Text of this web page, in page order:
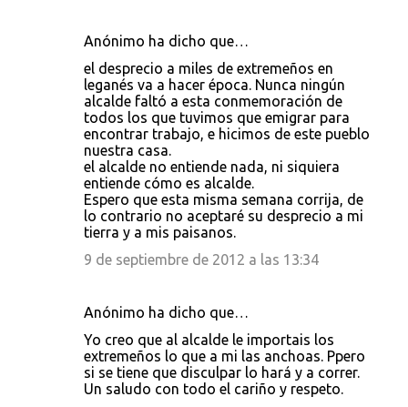
Anónimo ha dicho que…
el desprecio a miles de extremeños en
leganés va a hacer época. Nunca ningún
alcalde faltó a esta conmemoración de
todos los que tuvimos que emigrar para
encontrar trabajo, e hicimos de este pueblo
nuestra casa.
el alcalde no entiende nada, ni siquiera
entiende cómo es alcalde.
Espero que esta misma semana corrija, de
lo contrario no aceptaré su desprecio a mi
tierra y a mis paisanos.
9 de septiembre de 2012 a las 13:34
Anónimo ha dicho que…
Yo creo que al alcalde le importais los
extremeños lo que a mi las anchoas. Ppero
si se tiene que disculpar lo hará y a correr.
Un saludo con todo el cariño y respeto.